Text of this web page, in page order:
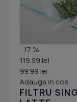
- 17 %
119.99 lei
99.99 lei
Adauga in cos
FILTRU